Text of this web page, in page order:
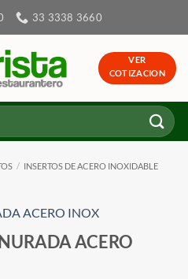
33 3338 3660
VER
COTIZACION
/ INSERTOS DE ACERO INOXIDABLE
ACERO